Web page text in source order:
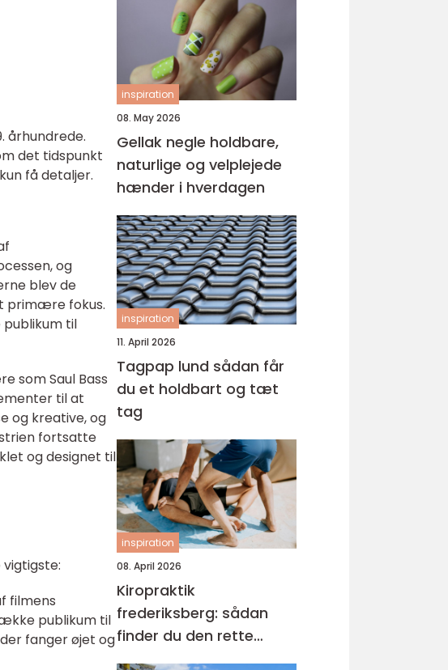
århundrede.
det tidspunkt
få detaljer.
og
blev de
primære fokus.
til
som Saul Bass
til at
og kreative, og
fortsatte
og designet til
filmens
publikum til
fanger øjet og
inspiration
08. May 2026
Gellak negle holdbare,
naturlige og velplejede
hænder i hverdagen
inspiration
11. April 2026
Tagpap lund sådan får
du et holdbart og tæt
tag
inspiration
08. April 2026
Kiropraktik
frederiksberg: sådan
finder du den rette
behandling til dine